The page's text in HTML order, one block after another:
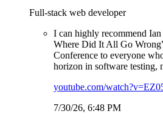
Full-stack web developer
I can highly recommend
Where Did It All Go
Conference to everyone
horizon in software testing,
youtube.com/
7/30/26, 6:48 PM